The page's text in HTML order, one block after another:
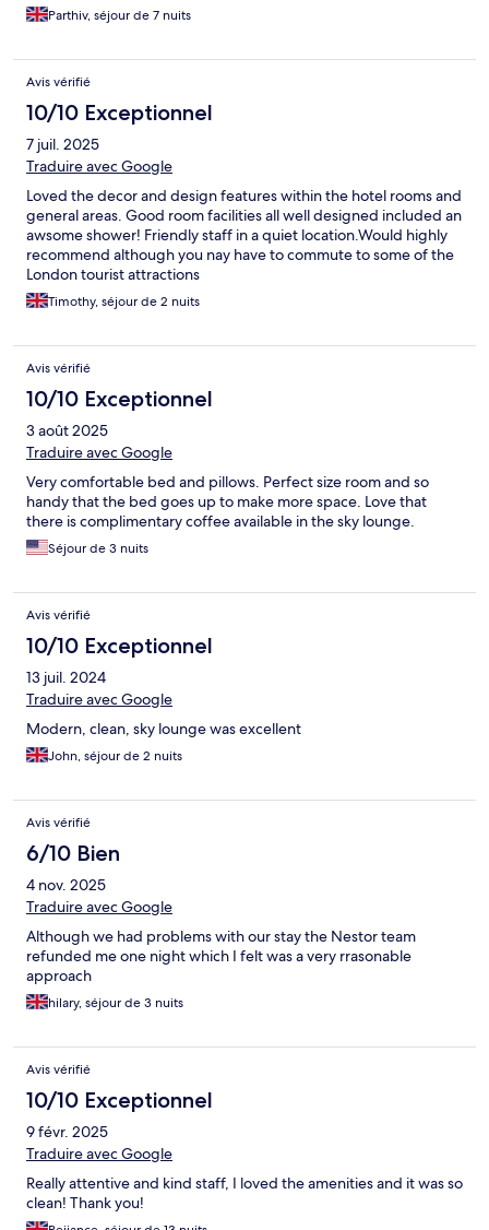
Parthiv, séjour de 7 nuits
Avis vérifié
10/10 Exceptionnel
7 juil. 2025
Traduire avec Google
Loved the decor and design features within the hotel rooms and
general areas. Good room facilities all well designed included an
awsome shower! Friendly staff in a quiet location.Would highly
recommend although you nay have to commute to some of the
London tourist attractions
Timothy, séjour de 2 nuits
Avis vérifié
10/10 Exceptionnel
3 août 2025
Traduire avec Google
Very comfortable bed and pillows. Perfect size room and so
handy that the bed goes up to make more space. Love that
there is complimentary coffee available in the sky lounge.
Séjour de 3 nuits
Avis vérifié
10/10 Exceptionnel
13 juil. 2024
Traduire avec Google
Modern, clean, sky lounge was excellent
John, séjour de 2 nuits
Avis vérifié
6/10 Bien
4 nov. 2025
Traduire avec Google
Although we had problems with our stay the Nestor team
refunded me one night which I felt was a very rrasonable
approach
hilary, séjour de 3 nuits
Avis vérifié
10/10 Exceptionnel
9 févr. 2025
Traduire avec Google
Really attentive and kind staff, I loved the amenities and it was so
clean! Thank you!